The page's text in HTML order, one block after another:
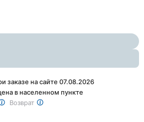
заказе на сайте 07.08.2026
в населенном пункте
Возврат